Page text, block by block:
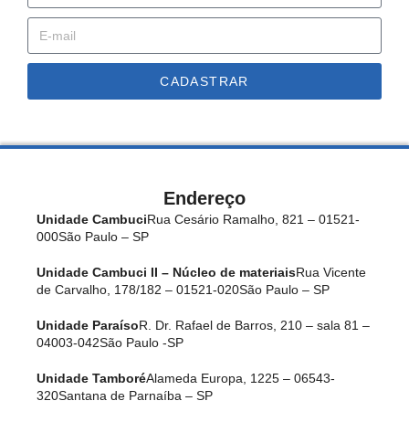
CADASTRAR
Endereço
Unidade CambuciRua Cesário Ramalho, 821 – 01521-
000São Paulo – SP
Unidade Cambuci II – Núcleo de materiaisRua Vicente
de Carvalho, 178/182 – 01521-020São Paulo – SP
Unidade ParaísoR. Dr. Rafael de Barros, 210 – sala 81 –
04003-042São Paulo -SP
Unidade TamboréAlameda Europa, 1225 – 06543-
320Santana de Parnaíba – SP